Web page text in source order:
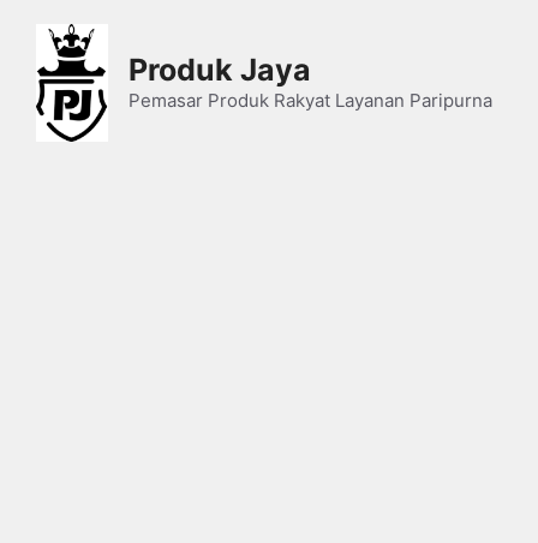
content
Produk Jaya
Pemasar Produk Rakyat Layanan Paripurna